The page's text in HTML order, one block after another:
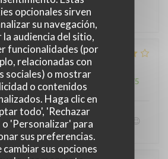
opcionales sirven
su navegación,
la audiencia del sitio,
funcionalidades (por
relacionadas con
sociales) o mostrar
o contenidos
Haga clic en
todo', 'Rechazar
'Personalizar' para
sus preferencias.
cambiar sus opciones
très bien :)
4
4/5 Menú 5 Calidad / Precio /5
super sympa Personnel au top😉